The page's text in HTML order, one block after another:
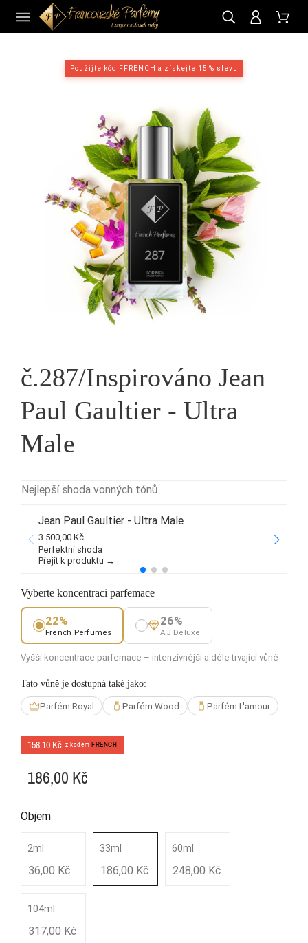
Použijte kód FFRENCH a získejte 15 % slevu
č.287/Inspirováno Jean
Paul Gaultier - Ultra
Male
Nejlepší shoda vonných tónů
Jean Paul Gaultier - Ultra Male
3.500,00 Kč
Perfektní shoda
Přejít k produktu →
Vyberte koncentraci parfemace
22%
French Perfumes
26%
AJ Deluxe
Vyšší koncentrace parfemace – intenzivnější a déle trvající vůně
Tato vůně je dostupná také jako:
Parfém Royal Parfém Wood Parfém L'amour
158,10 Kč z kodem FRENCH
186,00 Kč
Objem
2ml
36,00 Kč
33ml
186,00 Kč
60ml
248,00 Kč
104ml
317,00 Kč
CZ